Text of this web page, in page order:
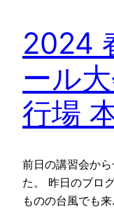
2024
ール
行場
前日の講習会か
た。 昨日のブロ
ものの台風でも